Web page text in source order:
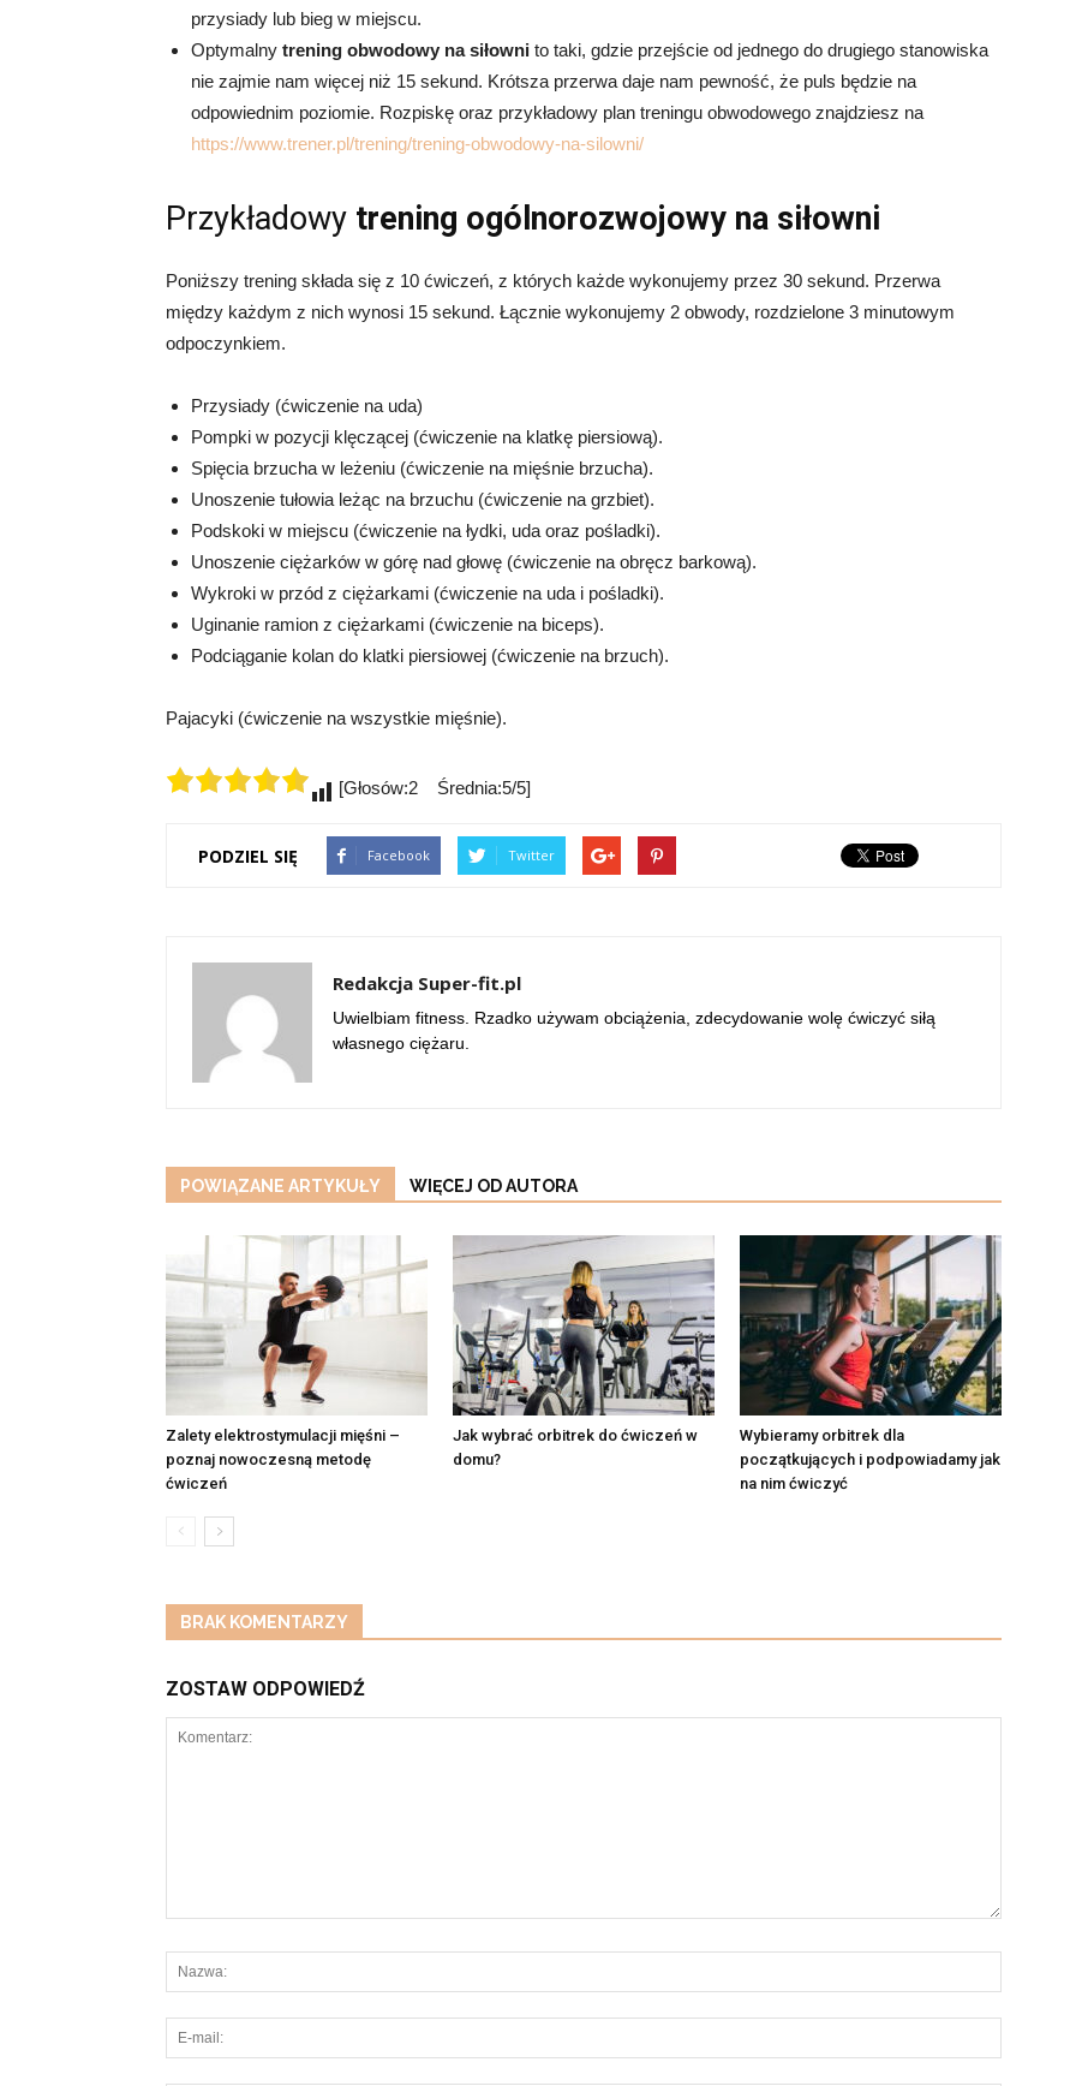
przysiady lub bieg w miejscu.
Optymalny trening obwodowy na siłowni to taki, gdzie przejście od jednego do drugiego stanowiska
nie zajmie nam więcej niż 15 sekund. Krótsza przerwa daje nam pewność, że puls będzie na
odpowiednim poziomie. Rozpiskę oraz przykładowy plan treningu obwodowego znajdziesz na
https://www.trener.pl/trening/trening-obwodowy-na-silowni/
Przykładowy trening ogólnorozwojowy na siłowni
Poniższy trening składa się z 10 ćwiczeń, z których każde wykonujemy przez 30 sekund. Przerwa
między każdym z nich wynosi 15 sekund. Łącznie wykonujemy 2 obwody, rozdzielone 3 minutowym
odpoczynkiem.
Przysiady (ćwiczenie na uda)
Pompki w pozycji klęczącej (ćwiczenie na klatkę piersiową).
Spięcia brzucha w leżeniu (ćwiczenie na mięśnie brzucha).
Unoszenie tułowia leżąc na brzuchu (ćwiczenie na grzbiet).
Podskoki w miejscu (ćwiczenie na łydki, uda oraz pośladki).
Unoszenie ciężarków w górę nad głowę (ćwiczenie na obręcz barkową).
Wykroki w przód z ciężarkami (ćwiczenie na uda i pośladki).
Uginanie ramion z ciężarkami (ćwiczenie na biceps).
Podciąganie kolan do klatki piersiowej (ćwiczenie na brzuch).
Pajacyki (ćwiczenie na wszystkie mięśnie).
[Głosów:2 Średnia:5/5]
PODZIEL SIĘ Facebook Twitter
Redakcja Super-fit.pl
Uwielbiam fitness. Rzadko używam obciążenia, zdecydowanie wolę ćwiczyć siłą
własnego ciężaru.
POWIĄZANE ARTYKUŁY WIĘCEJ OD AUTORA
Zalety elektrostymulacji mięśni –
poznaj nowoczesną metodę
ćwiczeń
Jak wybrać orbitrek do ćwiczeń w
domu?
Wybieramy orbitrek dla
początkujących i podpowiadamy jak
na nim ćwiczyć
BRAK KOMENTARZY
ZOSTAW ODPOWIEDŹ